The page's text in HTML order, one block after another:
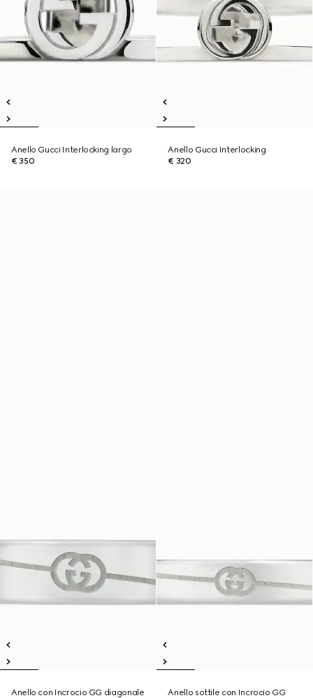
Anello Gucci Interlocking largo
€ 350
Anello Gucci Interlocking
€ 320
Anello con Incrocio GG diagonale
Anello sottile con Incrocio GG